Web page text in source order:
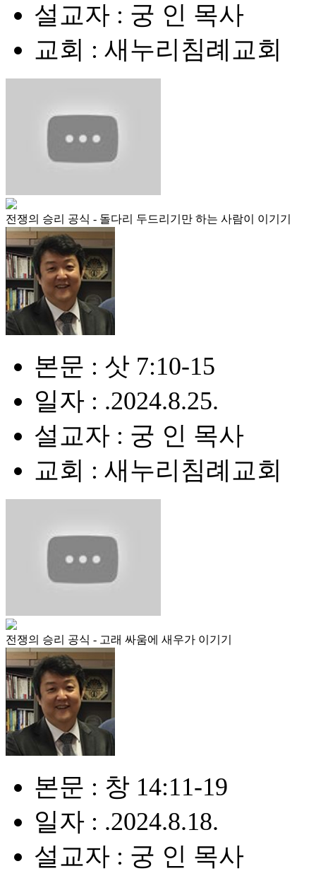
설교자 : 궁 인 목사
교회 : 새누리침례교회
전쟁의 승리 공식 - 돌다리 두드리기만 하는 사람이 이기기
본문 : 삿 7:10-15
일자 : .2024.8.25.
설교자 : 궁 인 목사
교회 : 새누리침례교회
전쟁의 승리 공식 - 고래 싸움에 새우가 이기기
본문 : 창 14:11-19
일자 : .2024.8.18.
설교자 : 궁 인 목사